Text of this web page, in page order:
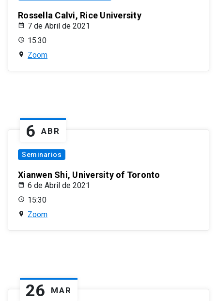
Rossella Calvi, Rice University
7 de Abril de 2021
15:30
Zoom
6 ABR
Seminarios
Xianwen Shi, University of Toronto
6 de Abril de 2021
15:30
Zoom
26 MAR